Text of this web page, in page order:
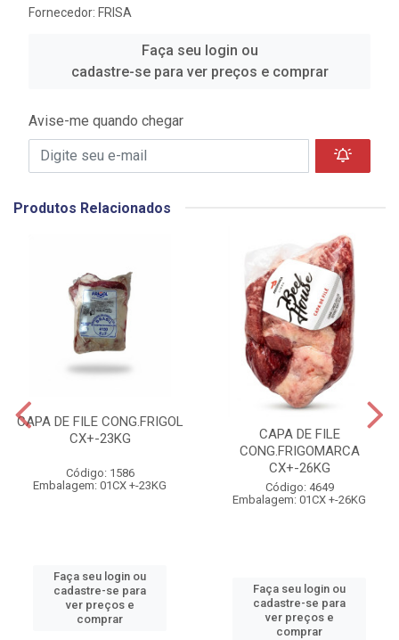
Fornecedor: FRISA
Faça seu login ou
cadastre-se para ver preços e comprar
Avise-me quando chegar
Produtos Relacionados
CAPA DE FILE CONG.FRIGOL
CX+-23KG
Código: 1586
Embalagem: 01CX +-23KG
Faça seu login ou
cadastre-se para
ver preços e
comprar
CAPA DE FILE
CONG.FRIGOMARCA
CX+-26KG
Código: 4649
Embalagem: 01CX +-26KG
Faça seu login ou
cadastre-se para
ver preços e
comprar